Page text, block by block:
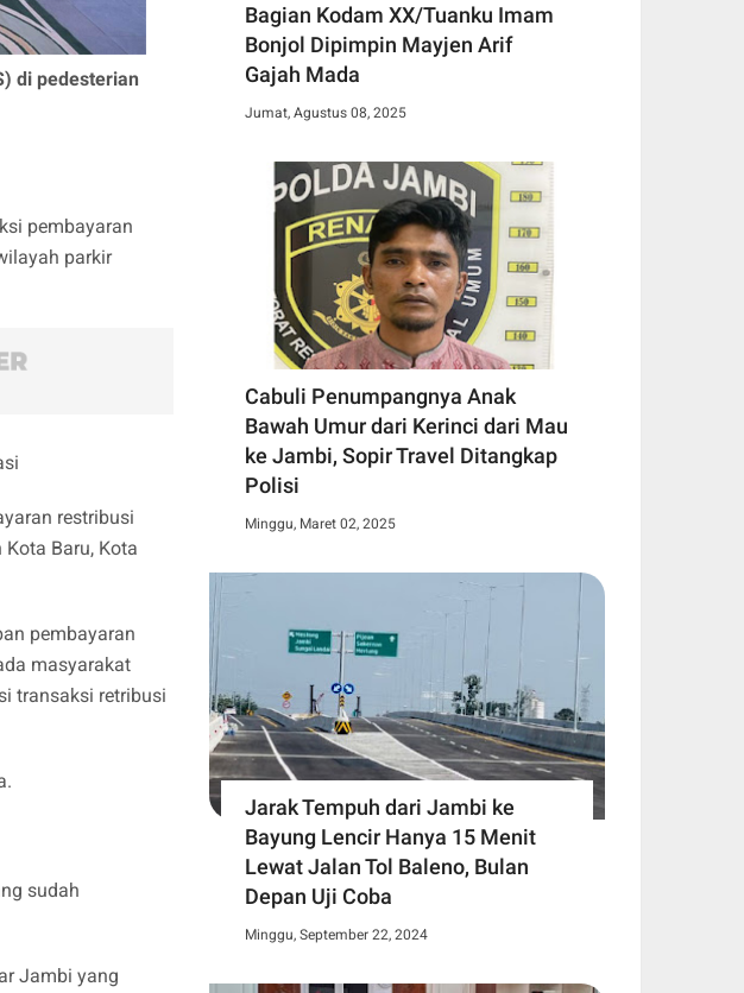
di pedesterian
pembayaran
parkir
restribusi
Baru, Kota
pembayaran
masyarakat
transaksi retribusi
sudah
Jambi yang
Bagian Kodam XX/Tuanku Imam
Bonjol Dipimpin Mayjen Arif
Gajah Mada
Jumat, Agustus 08, 2025
Cabuli Penumpangnya Anak
Bawah Umur dari Kerinci dari Mau
ke Jambi, Sopir Travel Ditangkap
Polisi
Minggu, Maret 02, 2025
Jarak Tempuh dari Jambi ke
Bayung Lencir Hanya 15 Menit
Lewat Jalan Tol Baleno, Bulan
Depan Uji Coba
Minggu, September 22, 2024